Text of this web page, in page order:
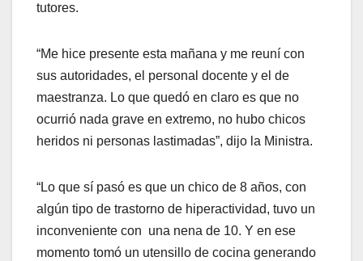
tutores.
“Me hice presente esta mañana y me reuní con
sus autoridades, el personal docente y el de
maestranza. Lo que quedó en claro es que no
ocurrió nada grave en extremo, no hubo chicos
heridos ni personas lastimadas”, dijo la Ministra.
“Lo que sí pasó es que un chico de 8 años, con
algún tipo de trastorno de hiperactividad, tuvo un
inconveniente con una nena de 10. Y en ese
momento tomó un utensillo de cocina generando